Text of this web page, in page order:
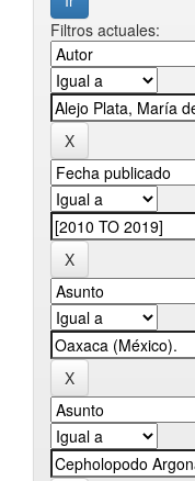
Filtros actuales: